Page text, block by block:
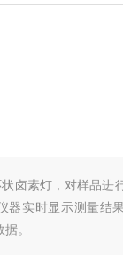
卤素灯，对样品进
器实时显示测量结
。